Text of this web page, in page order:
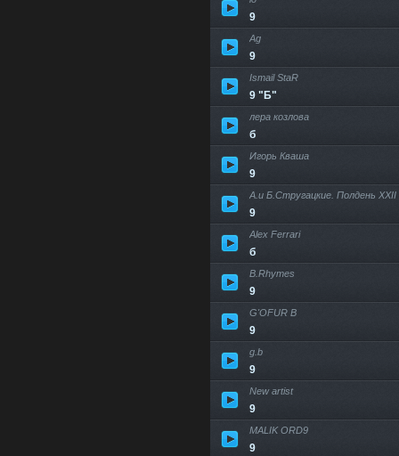
9
Ag
9
Ismail StaR
9 "Б"
лера козлова
б
Игорь Кваша
9
А.и Б.Стругацкие. Полдень XXII
9
Alex Ferrari
б
B.Rhymes
9
G'OFUR B
9
g.b
9
New artist
9
MALIK ORD9
9